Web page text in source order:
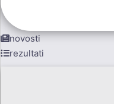
novosti
rezultati